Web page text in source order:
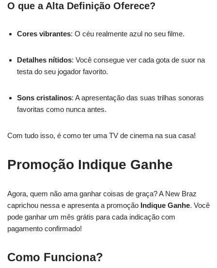
O que a Alta Definição Oferece?
Cores vibrantes: O céu realmente azul no seu filme.
Detalhes nítidos: Você consegue ver cada gota de suor na
testa do seu jogador favorito.
Sons cristalinos: A apresentação das suas trilhas sonoras
favoritas como nunca antes.
Com tudo isso, é como ter uma TV de cinema na sua casa!
Promoção Indique Ganhe
Agora, quem não ama ganhar coisas de graça? A New Braz
caprichou nessa e apresenta a promoção Indique Ganhe. Você
pode ganhar um mês grátis para cada indicação com
pagamento confirmado!
Como Funciona?